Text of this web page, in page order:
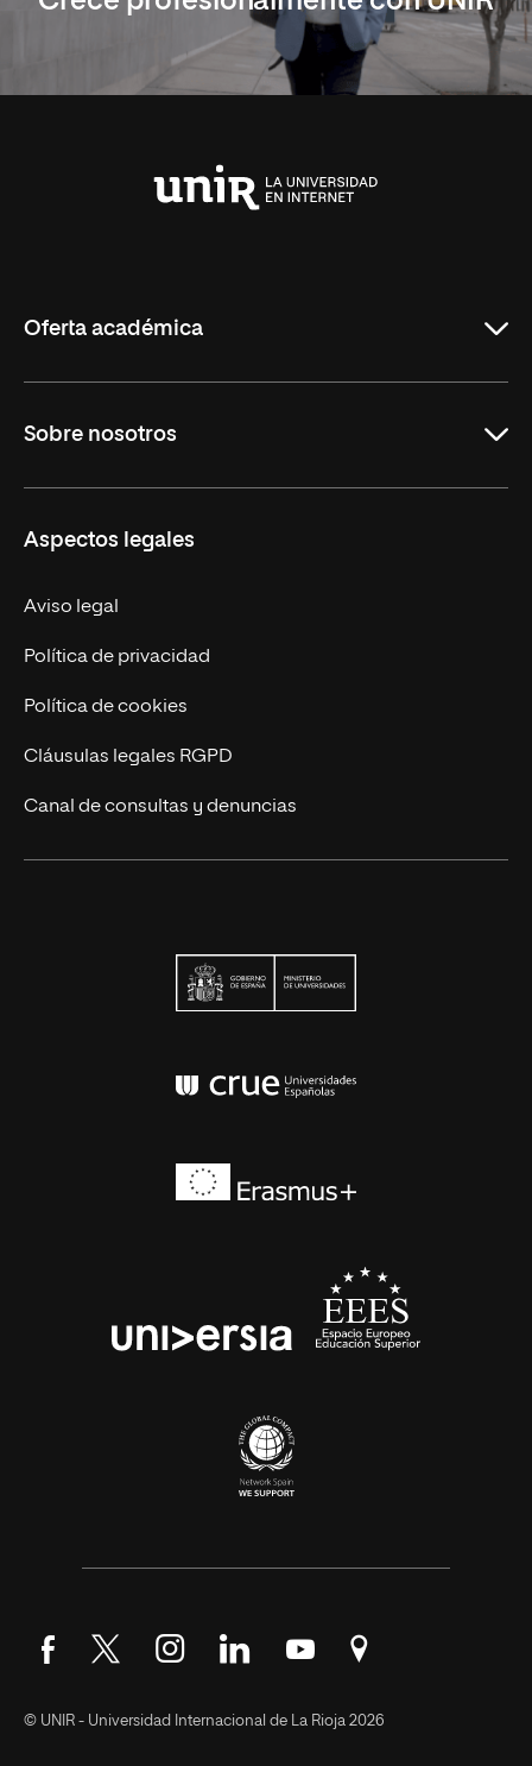
Oferta académica
Maestrías
Sobre nosotros
Trabaja en UNIR
Actualidad UNIR
Contáctanos
Aspectos legales
Aviso legal
Política de privacidad
Política de cookies
Cláusulas legales RGPD
Canal de consultas y denuncias
Síguenos en Facebook
Síguenos en Twitter
Síguenos en Instagram
Síguenos en LinkedIn
Síguenos en YouTube
Encuéntranos en
© UNIR - Universidad Internacional de La Rioja 2026